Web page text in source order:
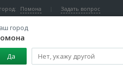
Помона
город
Да
Задать вопрос
светодиодного освещения